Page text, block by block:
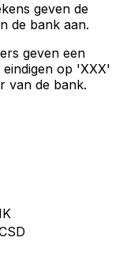
geven de
de bank aan.
geven een
eindigen op 'XXX'
van de bank.